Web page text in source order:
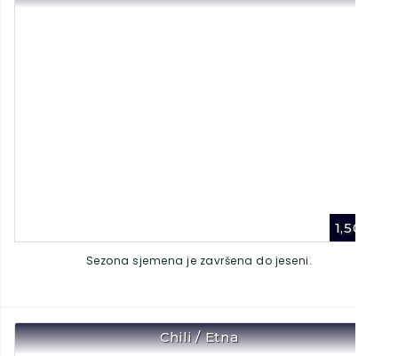
1,50
Sezona sjemena je završena do jeseni.
Chili / Etna